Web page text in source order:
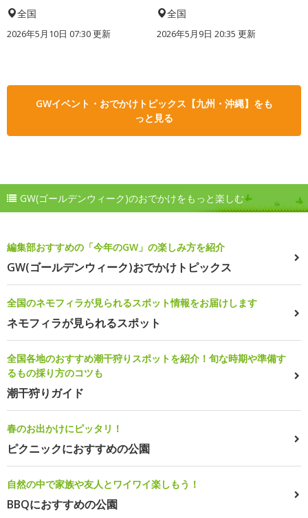
全国
2026年5月10日 07:30 更新
全国
2026年5月9日 20:35 更新
GWイベント・おでかけトピックス【九州・沖縄】をも
っと見る
GW(ゴールデンウィーク)のおでかけをもっと楽しむ
編集部おすすめの「今年のGW」の楽しみ方を紹介
GW(ゴールデンウィーク)おでかけトピックス
全国のネモフィラが見られるスポット情報をお届けします
ネモフィラが見られるスポット
全国各地のおすすめ潮干狩りスポットを紹介！旬な時期や準備す
るもの採り方のコツも
潮干狩りガイド
春のお出かけにピッタリ！
ピクニックにおすすめの公園
自然の中で家族や友人とワイワイ楽しもう！
BBQにおすすめの公園